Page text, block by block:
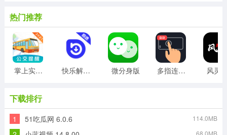
热门推荐
掌上实时公交 快乐解锁版 微分身版 多指连点器 风灵
下载排行
1 51吃瓜网 6.0.6 114.0MB
68.0MB